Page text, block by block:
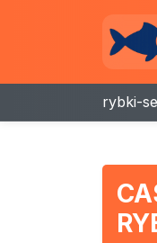
rybki-